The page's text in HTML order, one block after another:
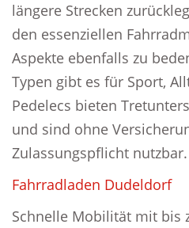
längere Strecken
den essenziellen
Aspekte ebenfalls zu
Typen gibt es für Sport,
Pedelecs bieten
und sind ohne
Zulassungspflicht nutzbar.
Fahrradladen Dudeldorf
Schnelle Mobilität mit bis